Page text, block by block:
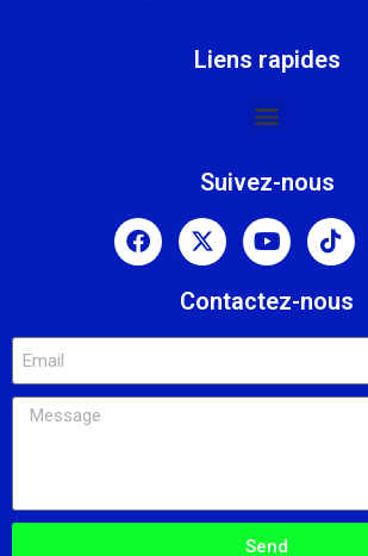
Liens rapides
Suivez-nous
Contactez-nous
Send